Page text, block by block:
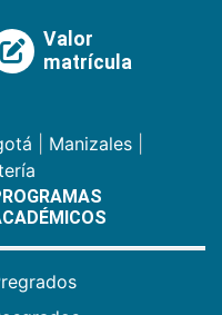
Valor
matrícula
Manizales